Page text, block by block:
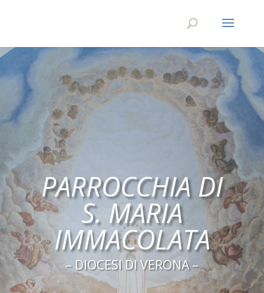
PARROCCHIA DI
S. MARIA
IMMACOLATA
– DIOCESI DI VERONA –